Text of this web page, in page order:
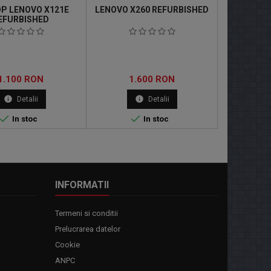
LENOVO X121E
RON
info Detalii
In stoc
LENOVO X260 REFURBISHED
Pret
1.600 RON
info Detalii
 In stoc
INFORMATII
Termeni si conditii
Prelucrarea datelor
Cookie
ANPC